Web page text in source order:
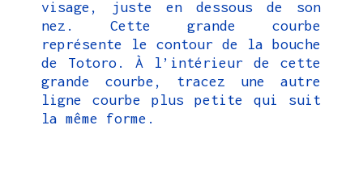
visage, juste en dessous de son
nez. Cette grande courbe
représente le contour de la bouche
de Totoro. À l’intérieur de cette
grande courbe, tracez une autre
ligne courbe plus petite qui suit
la même forme.